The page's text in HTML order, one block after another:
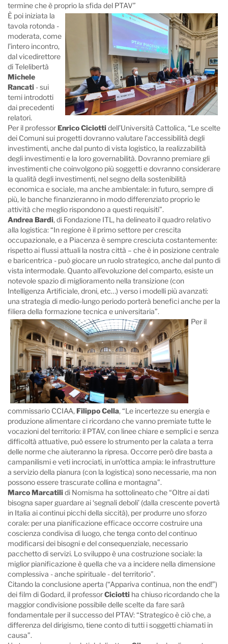
termine che è proprio la sfida del PTAV”
È poi iniziata la
tavola rotonda -
moderata, come
l’intero incontro,
dal vicedirettore
di Telelibertà
Michele
Rancati - sui
temi introdotti
dai precedenti
relatori.
Per il professorEnrico Ciciottidell’Università Cattolica, “Le scelte
dei Comuni sui progetti dovranno valutare l’accessibilità degli
investimenti, anche dal punto di vista logistico, la realizzabilità
degli investimenti e la loro governabilità. Dovranno premiare gli
investimenti che coinvolgono più soggetti e dovranno considerare
la qualità degli investimenti, nel segno della sostenibilità
economica e sociale, ma anche ambientale: in futuro, sempre di
più, le banche finanzieranno in modo differenziato proprio le
attività che meglio rispondono a questi requisiti”.
Andrea Bardi, di Fondazione ITL, ha delineato il quadro relativo
alla logistica: “In regione è il primo settore per crescita
occupazionale, e a Piacenza è sempre cresciuta costantemente:
rispetto ai flussi attuali la nostra città – che è in posizione centrale
e baricentrica - può giocare un ruolo strategico, anche dal punto di
vista intermodale. Quanto all’evoluzione del comparto, esiste un
notevole spazio di miglioramento nella transizione (con
Intelligenza Artificiale, droni, etc…) verso i modelli più avanzati:
una strategia di medio-lungo periodo porterà benefici anche per la
filiera della formazione tecnica e universitaria”.
Per il
commissario CCIAA, Filippo Cella, “Le incertezze su energia e
produzione alimentare ci ricordano che vanno premiate tutte le
vocazioni del territorio: il PTAV, con linee chiare e semplici e senza
difficoltà attuative, può essere lo strumento per la calata a terra
delle norme che aiuteranno la ripresa. Occorre però dire basta a
campanilismi e veti incrociati, in un’ottica ampia: le infrastrutture
a servizio della pianura (con la logistica) sono necessarie, ma non
possono essere trascurate collina e montagna”.
Marco Marcatilidi Nomisma ha sottolineato che “Oltre ai dati
bisogna saper guardare ai ‘segnali deboli’ (dalla crescente povertà
in Italia ai continui picchi della siccità), per produrre uno sforzo
corale: per una pianificazione efficace occorre costruire una
coscienza condivisa di luogo, che tenga conto del continuo
modificarsi dei bisogni e del consequenziale, necessario
pacchetto di servizi. Lo sviluppo è una costruzione sociale: la
miglior pianificazione è quella che va a incidere nella dimensione
complessiva - anche spirituale - del territorio”.
Citando la conclusione aperta (“Appariva continua, non the end!”)
dei film di Godard, il professorCiciotti ha chiuso ricordando che la
maggior condivisione possibile delle scelte da fare sarà
fondamentale per il successo del PTAV: “Strategico è ciò che, a
differenza del dirigismo, tiene conto di tutti i soggetti chiamati in
causa”.